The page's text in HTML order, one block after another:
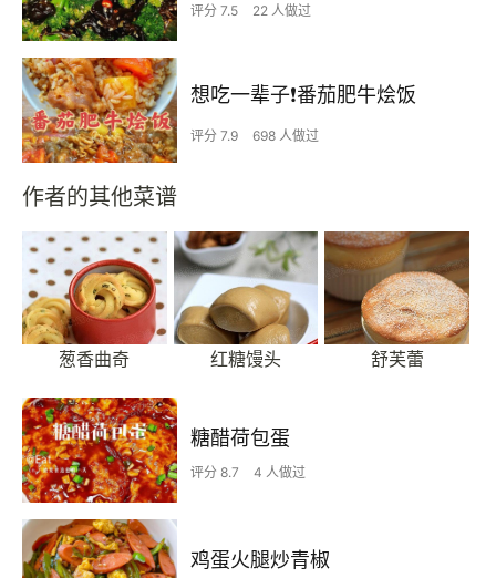
评分 7.5 22 人做过
想吃一辈子❗️番茄肥牛烩饭
评分 7.9 698 人做过
作者的其他菜谱
葱香曲奇 红糖馒头 舒芙蕾
糖醋荷包蛋
评分 8.7 4 人做过
鸡蛋火腿炒青椒